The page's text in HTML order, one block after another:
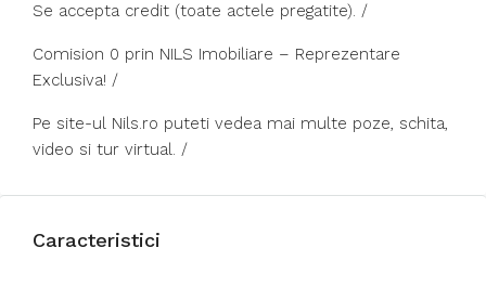
Se accepta credit (toate actele pregatite). /
Comision 0 prin NILS Imobiliare – Reprezentare
Exclusiva! /
Pe site-ul Nils.ro puteti vedea mai multe poze, schita,
video si tur virtual. /
Caracteristici